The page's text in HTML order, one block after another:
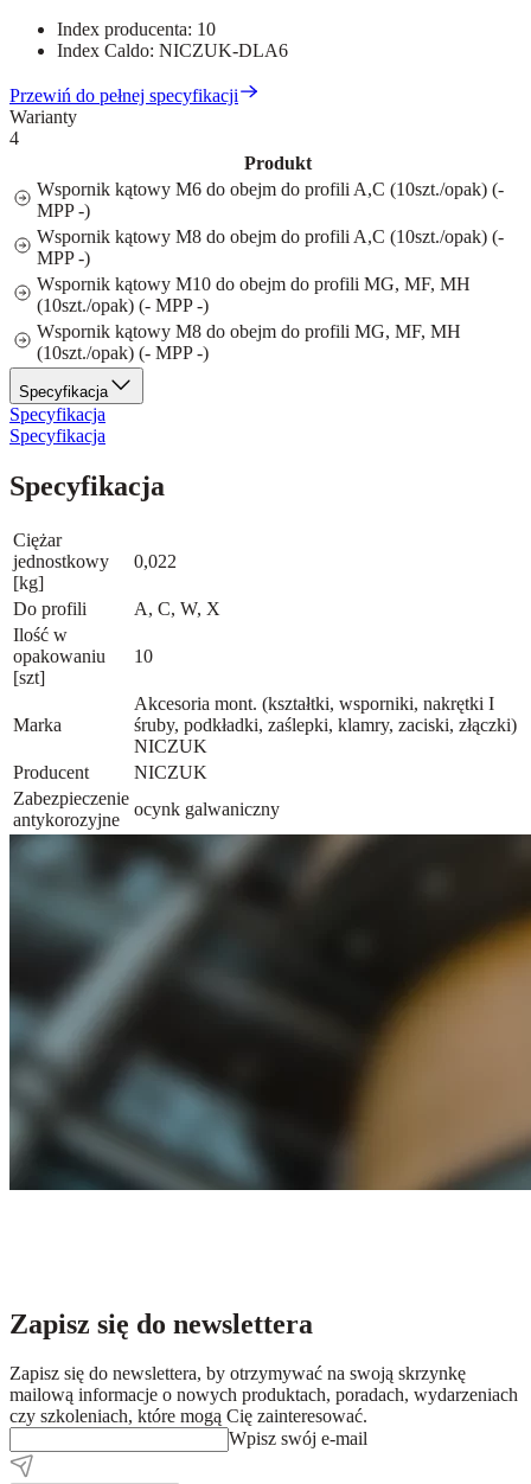
Index producenta: 10
Index Caldo: NICZUK-DLA6
Przewiń do pełnej specyfikacji
Warianty
4
Produkt
Wspornik kątowy M6 do obejm do profili A,C (10szt./opak) (-
MPP -)
Wspornik kątowy M8 do obejm do profili A,C (10szt./opak) (-
MPP -)
Wspornik kątowy M10 do obejm do profili MG, MF, MH
(10szt./opak) (- MPP -)
Wspornik kątowy M8 do obejm do profili MG, MF, MH
(10szt./opak) (- MPP -)
Specyfikacja
Specyfikacja
Specyfikacja
Specyfikacja
Ciężar
jednostkowy
[kg]
0,022
Do profili
A, C, W, X
Ilość w
opakowaniu
[szt]
10
Marka
Akcesoria mont. (kształtki, wsporniki, nakrętki I
śruby, podkładki, zaślepki, klamry, zaciski, złączki)
NICZUK
Producent
NICZUK
Zabezpieczenie
antykorozyjne
ocynk galwaniczny
Zapisz się do newslettera
Zapisz się do newslettera, by otrzymywać na swoją skrzynkę
mailową informacje o nowych produktach, poradach, wydarzeniach
czy szkoleniach, które mogą Cię zainteresować.
Wpisz swój e-mail